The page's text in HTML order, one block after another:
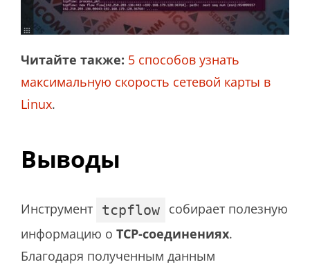
Читайте также: 5 способов узнать
максимальную скорость сетевой карты в
Linux.
Выводы
Инструмент tcpflow собирает полезную
информацию о TCP-соединениях.
Благодаря полученным данным